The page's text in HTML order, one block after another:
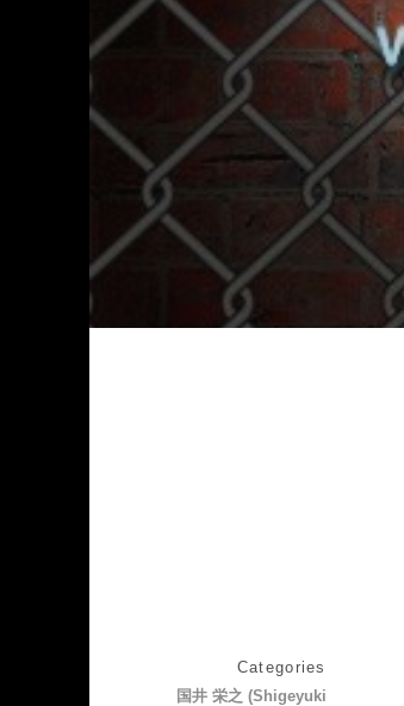
Categories
国井 栄之 (Shigeyuki